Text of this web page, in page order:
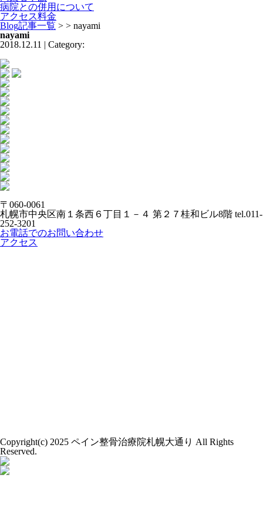
病院との併用について
アクセス料金
Blog記事一覧 > > nayami
nayami
2018.12.11 | Category:
〒060-0061
札幌市中央区南１条西６丁目１－４ 第２７桂和ビル8階 tel.011-
252-3201
お電話でのお問い合わせ
アクセス
Copyright(c) 2025 ペイン整骨治療院札幌大通り All Rights
Reserved.